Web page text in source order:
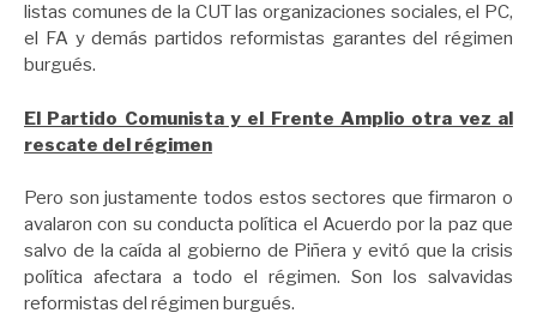
listas comunes de la CUT las organizaciones sociales, el PC,
el FA y demás partidos reformistas garantes del régimen
burgués.
El Partido Comunista y el Frente Amplio otra vez al
rescate del régimen
Pero son justamente todos estos sectores que firmaron o
avalaron con su conducta política el Acuerdo por la paz que
salvo de la caída al gobierno de Piñera y evitó que la crisis
política afectara a todo el régimen. Son los salvavidas
reformistas del régimen burgués.